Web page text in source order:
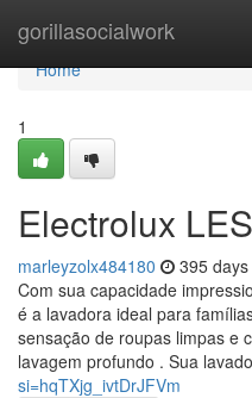
gorillasocialwork
Home
Home
1
Electrolux
marleyzolx484180 395
Com sua capacidade
é a lavadora ideal para
sensação de roupas limpas e
lavagem profundo . Sua
si=hqTXjg_ivtDrJFVm